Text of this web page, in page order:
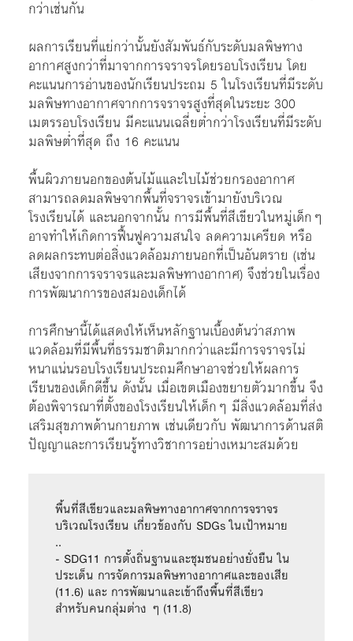
กว่าเช่นกัน
ผลการเรียนที่แย่กว่านั้นยังสัมพันธ์กับระดับมลพิษทาง
อากาศสูงกว่าที่มาจากการจราจรโดยรอบโรงเรียน โดย
คะแนนการอ่านของนักเรียนประถม 5 ในโรงเรียนที่มีระดับ
มลพิษทางอากาศจากการจราจรสูงที่สุดในระยะ 300
เมตรรอบโรงเรียน มีคะแนนเฉลี่ยต่ำกว่าโรงเรียนที่มีระดับ
มลพิษต่ำที่สุด ถึง 16 คะแนน
พื้นผิวภายนอกของต้นไม้แและใบไม้ช่วยกรองอากาศ
สามารถลดมลพิษจากพื้นที่จราจรเข้ามายังบริเวณ
โรงเรียนได้ และนอกจากนั้น การมีพื้นที่สีเขียวในหมู่เด็กๆ
อาจทำให้เกิดการฟื้นฟูความสนใจ ลดความเครียด หรือ
ลดผลกระทบต่อสิ่งแวดล้อมภายนอกที่เป็นอันตราย (เช่น
เสียงจากการจราจรและมลพิษทางอากาศ) จึงช่วยในเรื่อง
การพัฒนาการของสมองเด็กได้
การศึกษานี้ได้แสดงให้เห็นหลักฐานเบื้องต้นว่าสภาพ
แวดล้อมที่มีพื้นที่ธรรมชาติมากกว่าและมีการจราจรไม่
หนาแน่นรอบโรงเรียนประถมศึกษาอาจช่วยให้ผลการ
เรียนของเด็กดีขึ้น ดังนั้น เมื่อเขตเมืองขยายตัวมากขึ้น จึง
ต้องพิจารณาที่ตั้งของโรงเรียนให้เด็กๆ มีสิ่งแวดล้อมที่ส่ง
เสริมสุขภาพด้านกายภาพ เช่นเดียวกับ พัฒนาการด้านสติ
ปัญญาและการเรียนรู้ทางวิชาการอย่างเหมาะสมด้วย
พื้นที่สีเขียวและมลพิษทางอากาศจากการจราจร
บริเวณโรงเรียน เกี่ยวข้องกับ SDGs ในเป้าหมาย
..
- SDG11 การตั้งถิ่นฐานและชุมชนอย่างยั่งยืน ใน
ประเด็น การจัดการมลพิษทางอากาศและของเสีย
(11.6) และ การพัฒนาและเข้าถึงพื้นที่สีเขียว
สำหรับคนกลุ่มต่าง ๆ (11.8)